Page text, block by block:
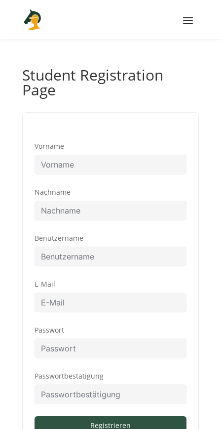
Student Registration
Page
Vorname
Nachname
Benutzername
E-Mail
Passwort
Passwortbestätigung
Registrieren